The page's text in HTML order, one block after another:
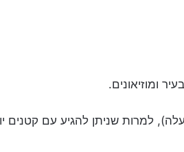
ומוזיאונים.
שלנו היא לטייל עם ילדים מעט בוגרים (גילאי 9 ומעלה), למרות שניתן להגיע עם